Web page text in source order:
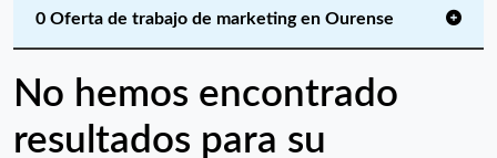
0 Oferta de trabajo de marketing en Ourense
No hemos encontrado
resultados para su